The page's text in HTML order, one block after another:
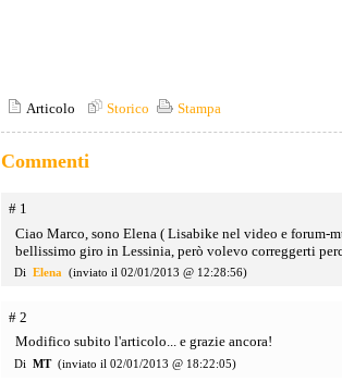
Articolo Storico Stampa
Commenti
# 1
Ciao Marco, sono Elena ( Lisabike nel video e
bellissimo giro in Lessinia, però volevo correggerti
Di Elena(inviato il 02/01/2013 @ 12:28:56)
# 2
Modifico subito l'articolo... e grazie ancora!
Di MT(inviato il 02/01/2013 @ 18:22:05)